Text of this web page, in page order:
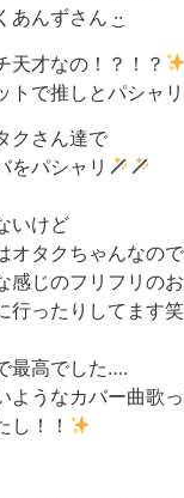
んず‪さん ·͜·
天才なの！？！？
トで推しとパシャリ
クさん達で
をパシャリ
いけど
オタクちゃんなので
感じのフリフリの
行ったりしてます笑
最高でした….
ようなカバー曲歌
し！！